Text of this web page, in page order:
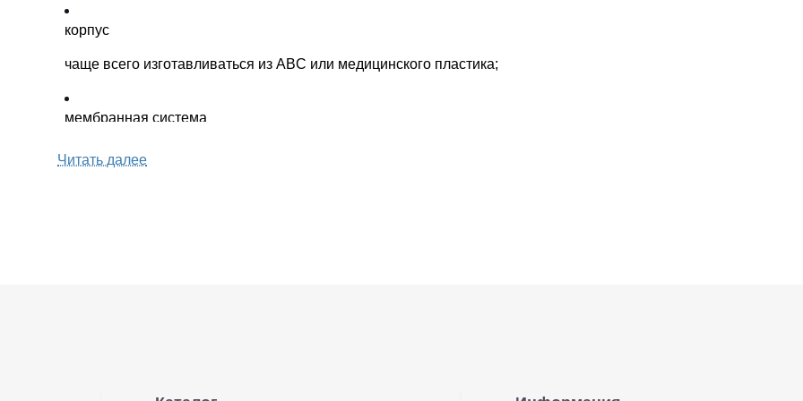
корпус
чаще всего изготавливаться из ABC или медицинского пластика;
мембранная система
удержания предотвращает утечку пигмента и его попадание в корпус
Читать далее